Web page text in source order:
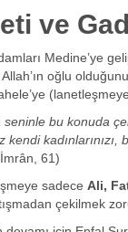
ve
Medine’ye
oğlu
bu konuda
kendi
61)
sadece Ali,
çekilmek